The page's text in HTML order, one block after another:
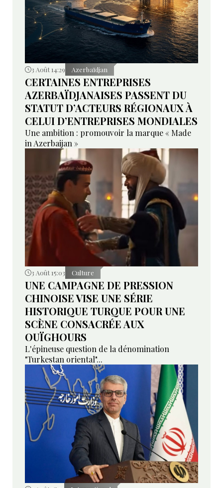
3 Août 14:29 Azerbaïdjan
CERTAINES ENTREPRISES
AZERBAÏDJANAISES PASSENT DU
STATUT D’ACTEURS RÉGIONAUX À
CELUI D’ENTREPRISES MONDIALES
Une ambition : promouvoir la marque « Made
in Azerbaijan »
3 Août 15:03 Culture
UNE CAMPAGNE DE PRESSION
CHINOISE VISE UNE SÉRIE
HISTORIQUE TURQUE POUR UNE
SCÈNE CONSACRÉE AUX
OUÏGHOURS
L'épineuse question de la dénomination
"Turkestan oriental"...